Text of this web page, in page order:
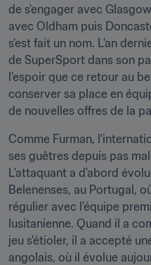
de s'engager avec
avec Oldham puis
s'est fait un nom. L'an
de SuperSport dans son
l'espoir que ce retour au
conserver sa place en
de nouvelles offres de la
Comme Furman,
ses guêtres depuis pas
L'attaquant a d'abord
Belenenses, au Portugal,
régulier avec l'équipe
lusitanienne. Quand il a
jeu s'étioler, il a accepté
angolais, où il évolue